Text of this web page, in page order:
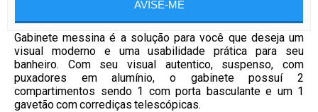
AVISE-ME
Gabinete messina é a solução para você que deseja um
visual moderno e uma usabilidade prática para seu
banheiro. Com seu visual autentico, suspenso, com
puxadores em alumínio, o gabinete possuí 2
compartimentos sendo 1 com porta basculante e um 1
gavetão com corrediças telescópicas.